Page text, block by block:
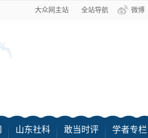
大众网主站 全站导航 微博
山东社科 敢当时评 学者专栏